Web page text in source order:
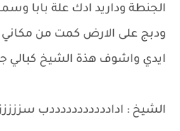
الجنطة وداريد ادك علة بابا
ودبج على الارض كمت من مكاني
ايدي واشوف هذة الشيخ كبالي
الشيخ : ادادددددددددددب